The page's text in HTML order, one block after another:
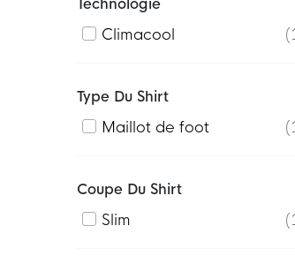
Technologie
Climacool
Type Du Shirt
Maillot de foot
Coupe Du Shirt
Slim